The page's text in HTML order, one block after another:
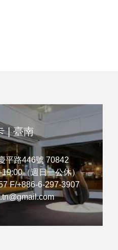
| 臺南
平路446號 70842
（週日一公休）
F/+886-6-297-3907